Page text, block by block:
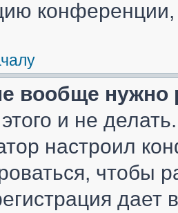
вообще нужно
и не
настроил
чтобы